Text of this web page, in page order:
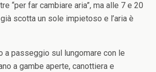
“per far cambiare aria”, ma alle 7 e 20
scotta un sole impietoso e l’aria è
a passeggio sul lungomare con le
a gambe aperte, canottiera e